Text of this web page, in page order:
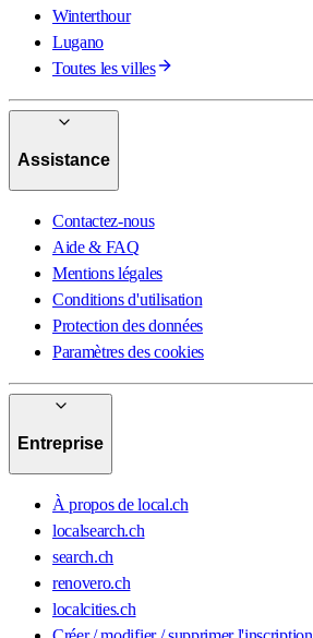
Winterthour
Lugano
Toutes les villes
Assistance
Contactez-nous
Aide & FAQ
Mentions légales
Conditions d'utilisation
Protection des données
Paramètres des cookies
Entreprise
À propos de local.ch
localsearch.ch
search.ch
renovero.ch
localcities.ch